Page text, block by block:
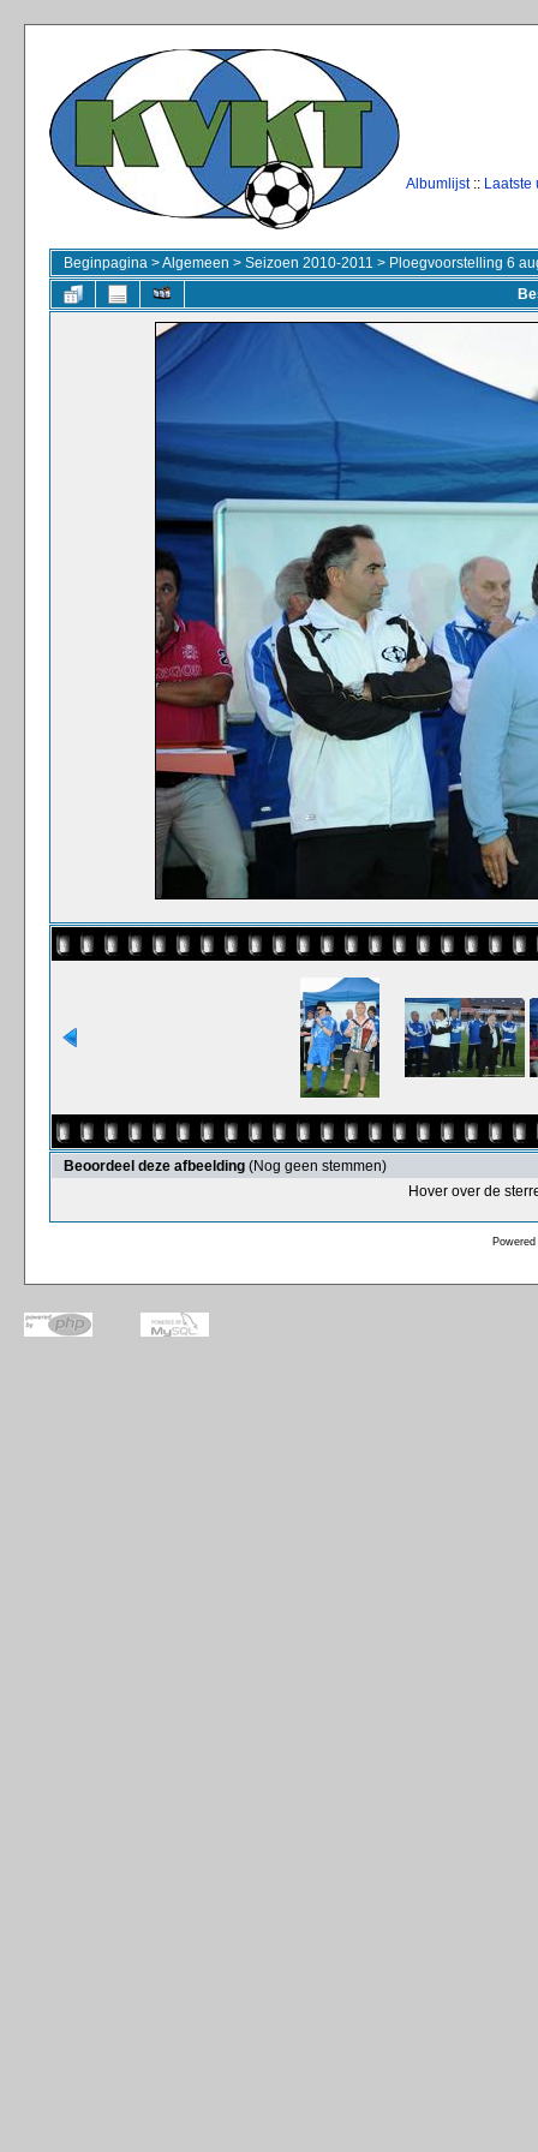
Albumlijst:: Laatste
Beginpagina >Algemeen > Seizoen 2010-2011 > Ploegvoorstelling 6
Beoordeel deze afbeelding (Nog geen stemmen)
Hover over de